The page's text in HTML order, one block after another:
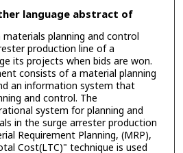
language abstract of
planning and control
production line of a
its projects when bids are won.
consists of a material planning
an information system that
and control. The
system for planning and
in the surge arrester production
Requirement Planning, (MRP),
Cost(LTC)" technique is used